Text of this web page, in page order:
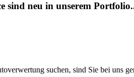
sind neu in unserem
suchen, sind Sie bei uns